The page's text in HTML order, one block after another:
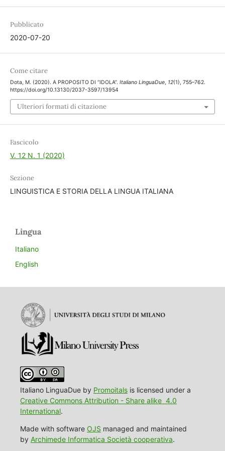
Pubblicato
2020-07-20
Come citare
Dota, M. (2020). A PROPOSITO DI “IDOLA”. Italiano LinguaDue, 12(1), 755–762.
https://doi.org/10.13130/2037-3597/13954
Ulteriori formati di citazione
Fascicolo
V. 12 N. 1 (2020)
Sezione
LINGUISTICA E STORIA DELLA LINGUA ITALIANA
Lingua
Italiano
English
Italiano LinguaDue by Promoitalsis licensed under a
Creative Commons Attribution - Share alike 4.0
International.
Made with software OJS managed and maintained
by Archimede Informatica Società cooperativa.